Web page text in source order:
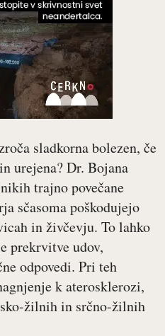
sladkorna bolezen, če
urejena? Dr. Bojana
trajno povečane
sčasoma poškodujejo
in živčevju. To lahko
prekrvitve udov,
odpovedi. Pri teh
k aterosklerozi,
žilnih in srčno-žilnih